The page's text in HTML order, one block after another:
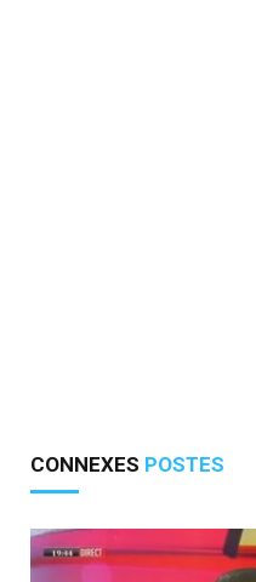
CONNEXES POSTES